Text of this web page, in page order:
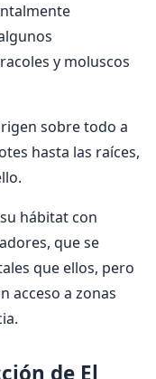
y moluscos
sobre todo a
hasta las raíces,
hábitat con
que se
que ellos, pero
acceso a zonas
de El